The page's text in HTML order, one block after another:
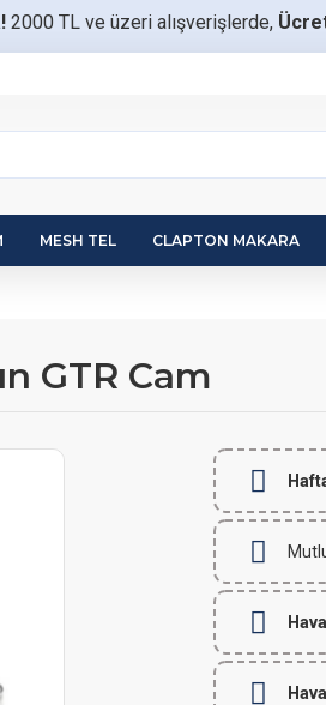
2000 TL ve üzeri alışverişlerde,
MESH TEL CLAPTON MAKARA
GTR Cam